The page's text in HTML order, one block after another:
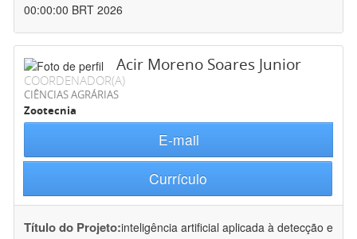
00:00:00 BRT 2026
Acir Moreno Soares Junior
COORDENADOR(A)
CIÊNCIAS AGRÁRIAS
Zootecnia
E-mail
Currículo
Título do Projeto:inteligência artificial aplicada à detecção e